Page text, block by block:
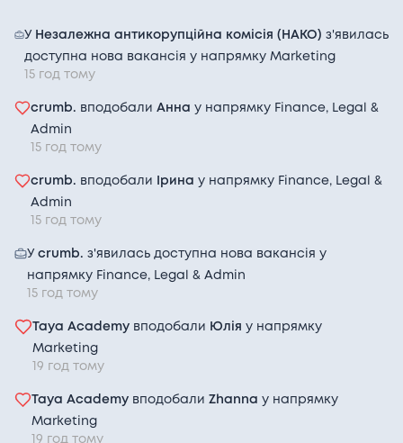
4 роки досвіду English: Intermediate
Senior UI/UX designer
→Phenomenon Studio
У Незалежна антикорупційна комісія (НАКО) з'явилась
доступна нова вакансія у напрямку Marketing
15 год тому
crumb. вподобали Анна у напрямку Finance, Legal &
Admin
15 год тому
crumb. вподобали Іринау напрямку Finance, Legal &
Admin
15 год тому
У crumb. з'явилась доступна нова вакансія у
напрямку Finance, Legal & Admin
15 год тому
Taya Academy вподобали Юлія у напрямку
Marketing
19 год тому
Taya Academy вподобали Zhanna у напрямку
Marketing
19 год тому